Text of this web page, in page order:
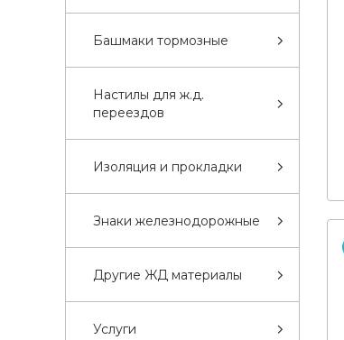
Башмаки тормозные
Настилы для ж.д.
переездов
Изоляция и прокладки
Знаки железнодорожные
Другие ЖД материалы
Услуги